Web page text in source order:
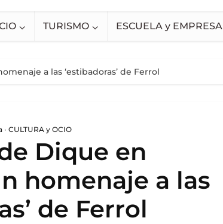
TURISMO ESCUELA y EMPRESA
a las ‘estibadoras’ de Ferrol
• CULTURA y OCIO
Dique en
homenaje a las
de Ferrol